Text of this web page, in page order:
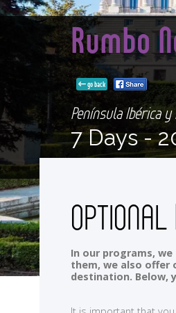
Rumbo
go back
Península Ibérica
7 Days -
OPTIONAL
In our programs,
them, we also offer
destination. Below,